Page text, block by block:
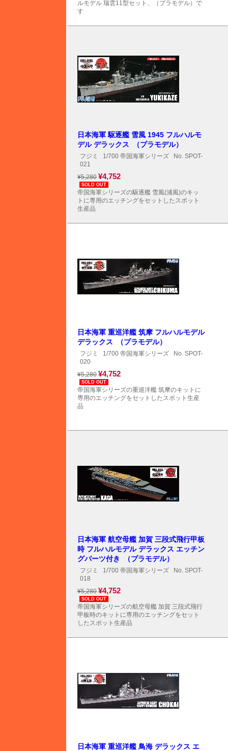
ルモデル 瑞雲11型セット、（プラモデル）で
す
日本海軍 駆逐艦 雪風 1945 フルハルモ
デル デラックス （プラモデル）
フジミ 1/700 帝国海軍シリーズ No. SPOT-
021
¥5,280 ¥4,752
SOLD OUT
帝国海軍シリーズの駆逐艦 雪風(浦風)のキッ
トに専用のエッチングをセットしたスポット
生産品
日本海軍 重巡洋艦 筑摩 フルハルモデル
デラックス （プラモデル）
フジミ 1/700 帝国海軍シリーズ No. SPOT-
020
¥5,280 ¥4,752
SOLD OUT
帝国海軍シリーズの重巡洋艦 筑摩のキットに
専用のエッチングをセットしたスポット生産
品
日本海軍 航空母艦 加賀 三段式飛行甲板
時 フルハルモデル デラックス エッチン
グパーツ付き （プラモデル）
フジミ 1/700 帝国海軍シリーズ No. SPOT-
018
¥5,280 ¥4,752
SOLD OUT
帝国海軍シリーズの航空母艦 加賀 三段式飛行
甲板時のキットに専用のエッチングをセット
したスポット生産品
日本海軍 重巡洋艦 鳥海 デラックス エ